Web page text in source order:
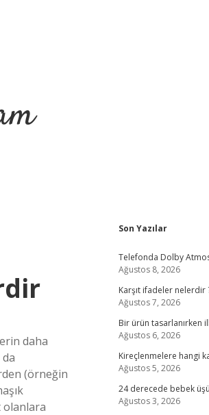
daha
(örneğin
olanlara
Sidebar
Son Yazılar
Telefonda Dolby
Ağustos 8, 2026
Karşıt ifadeler nelerdir
Ağustos 7, 2026
Bir ürün tasarlanırken
Ağustos 6, 2026
Kireçlenmelere hangi
Ağustos 5, 2026
24 derecede bebek
Ağustos 3, 2026